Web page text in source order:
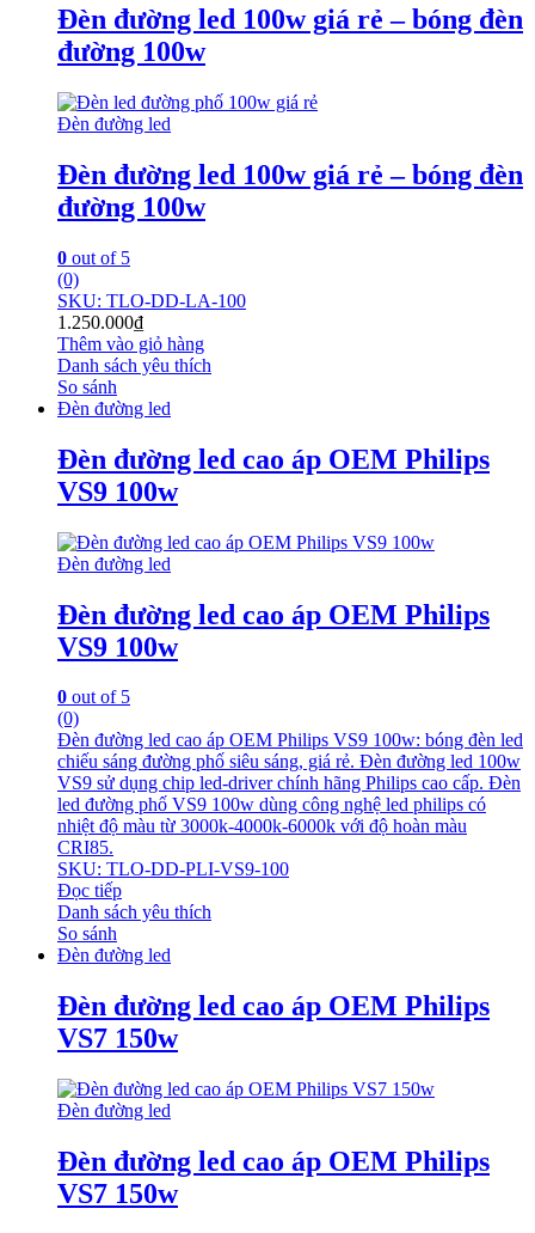
Đèn đường led 100w giá rẻ – bóng đèn
đường 100w
Đèn đường led
Đèn đường led 100w giá rẻ – bóng đèn
đường 100w
0 out of 5
(0)
SKU: TLO-DD-LA-100
1.250.000₫
Thêm vào giỏ hàng
Danh sách yêu thích
So sánh
Đèn đường led
Đèn đường led cao áp OEM Philips
VS9 100w
Đèn đường led
Đèn đường led cao áp OEM Philips
VS9 100w
0 out of 5
(0)
Đèn đường led cao áp OEM Philips VS9 100w: bóng đèn led
chiếu sáng đường phố siêu sáng, giá rẻ. Đèn đường led 100w
VS9 sử dụng chip led-driver chính hãng Philips cao cấp. Đèn
led đường phố VS9 100w dùng công nghệ led philips có
nhiệt độ màu từ 3000k-4000k-6000k với độ hoàn màu
CRI85.
SKU: TLO-DD-PLI-VS9-100
Đọc tiếp
Danh sách yêu thích
So sánh
Đèn đường led
Đèn đường led cao áp OEM Philips
VS7 150w
Đèn đường led
Đèn đường led cao áp OEM Philips
VS7 150w